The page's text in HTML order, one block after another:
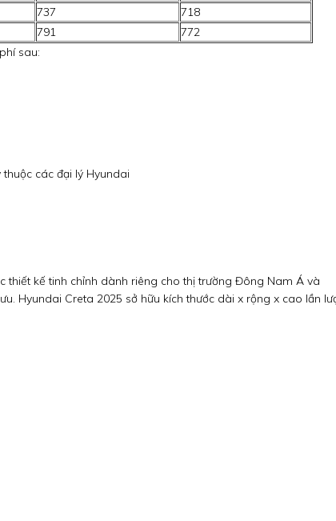
737
718
791
772
sau:
các đại lý Hyundai
thiết kế tinh chỉnh dành riêng cho thị trường Đông Nam Á và
Hyundai Creta 2025 sở hữu kích thước dài x rộng x cao lần